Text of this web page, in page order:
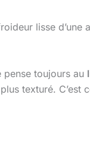
lisse d’une
pense toujours au
plus texturé. C’est